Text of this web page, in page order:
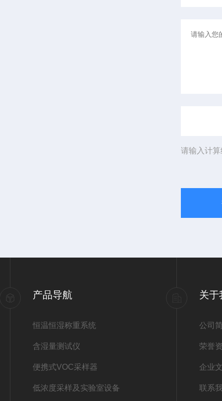
请输入计
产品导航
恒温恒湿称重系统
含湿量测试仪
便携式VOC采样器
低浓度采样及实验室设备
关于
公司
荣誉
企业
联系